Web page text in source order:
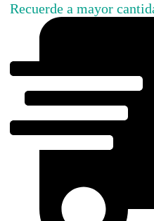
Recuerde a mayor